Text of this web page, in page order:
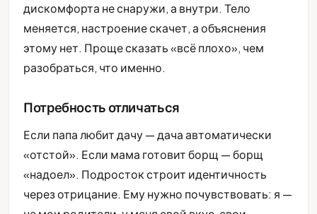
дискомфорта не снаружи, а внутри. Тело
меняется, настроение скачет, а объяснения
этому нет. Проще сказать «всё плохо», чем
разобраться, что именно.
Потребность отличаться
Если папа любит дачу — дача автоматически
«отстой». Если мама готовит борщ — борщ
«надоел». Подросток строит идентичность
через отрицание. Ему нужно почувствовать: я —